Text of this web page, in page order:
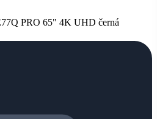
PRO 65" 4K UHD černá